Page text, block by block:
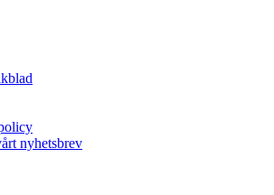
nyhetsbrev